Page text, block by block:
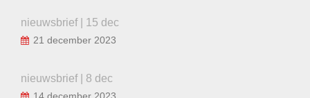
nieuwsbrief | 15 dec
21 december 2023
nieuwsbrief | 8 dec
14 december 2023